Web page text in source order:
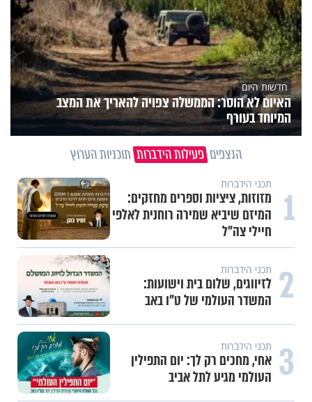
חדשות היום
האיום לא הוסר: הממשלה צפויה להאריך את המצב
המיוחד בעורף
הנצפים פעילות הידברות תוכניות הערוץ
1 תכני הידברות
מזוזות, ציציות וספרים מחזקים:
המיזם שיביא שמירה רוחנית לאלפי
חיילי צה"ל
2 תכני הידברות
לזיווגים, שלום בית וישועות:
המשדר העולמי של ט"ו באב
3 תכני הידברות
אחי, מחכים רק לך: יום התפילין
העולמי מגיע לתל אביב